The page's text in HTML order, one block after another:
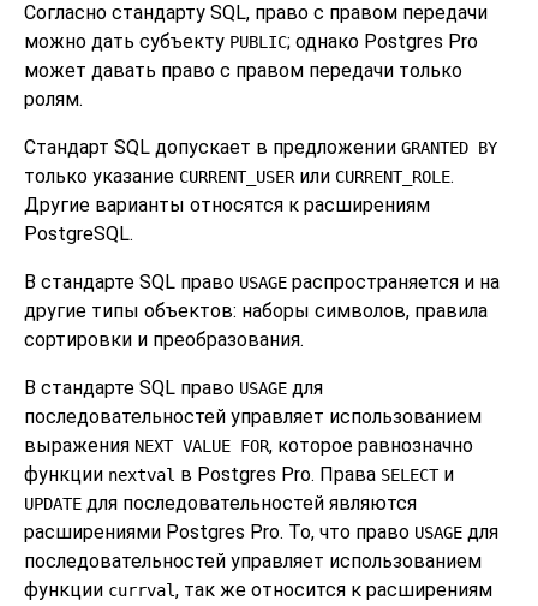
Согласно стандарту SQL, право с правом передачи
можно дать субъекту PUBLIC; однако Postgres Pro
может давать право с правом передачи только
ролям.
Стандарт SQL допускает в предложении GRANTED BY
только указание CURRENT_USERили CURRENT_ROLE.
Другие варианты относятся к расширениям
PostgreSQL.
В стандарте SQL право USAGE распространяется и на
другие типы объектов: наборы символов, правила
сортировки и преобразования.
В стандарте SQL право USAGE для
последовательностей управляет использованием
выражения NEXT VALUE FOR, которое равнозначно
функции nextval в Postgres Pro. Права SELECTи
UPDATE для последовательностей являются
расширениями Postgres Pro. То, что право USAGE для
последовательностей управляет использованием
функции currval, так же относится к расширениям